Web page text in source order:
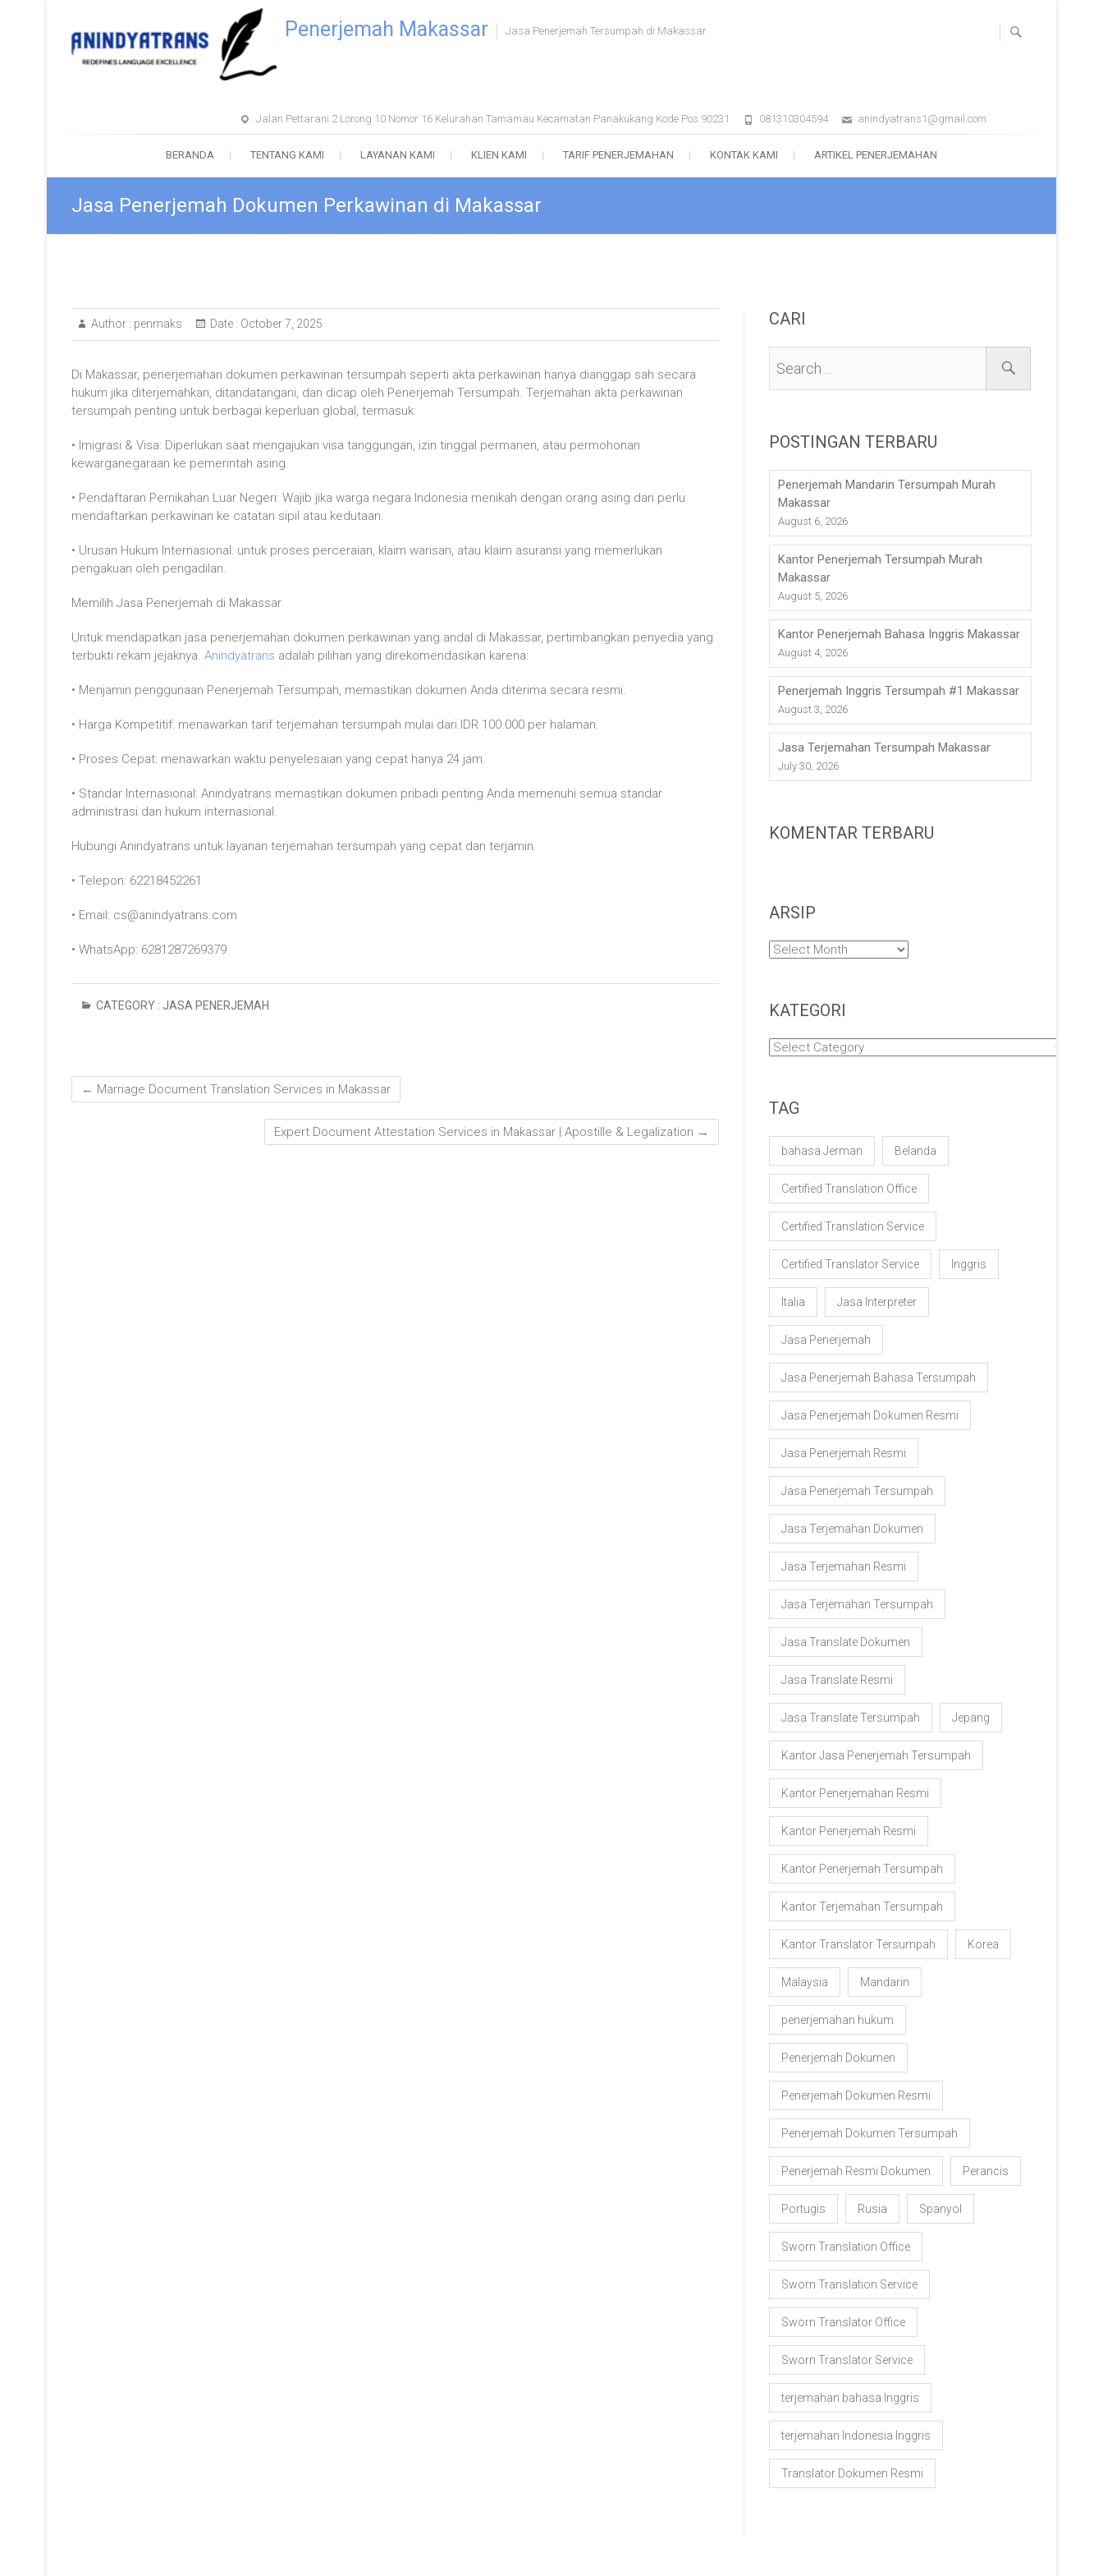
Penerjemah Makassar Jasa Penerjemah Tersumpah di Makassar
Jalan Pettarani 2 Lorong 10 Nomor 16 Kelurahan Tamamau Kecamatan Panakukang Kode Pos 90231 081310304594 anindyatrans1@gmail.com
BERANDA TENTANG KAMI LAYANAN KAMI KLIEN KAMI TARIF PENERJEMAHAN KONTAK KAMI ARTIKEL PENERJEMAHAN
Jasa Penerjemah Dokumen Perkawinan di Makassar
Author : penmaks Date : October 7, 2025
Di Makassar, penerjemahan dokumen perkawinan tersumpah seperti akta perkawinan hanya dianggap sah secara
hukum jika diterjemahkan, ditandatangani, dan dicap oleh Penerjemah Tersumpah. Terjemahan akta perkawinan
tersumpah penting untuk berbagai keperluan global, termasuk:
• Imigrasi & Visa: Diperlukan saat mengajukan visa tanggungan, izin tinggal permanen, atau permohonan
kewarganegaraan ke pemerintah asing.
• Pendaftaran Pernikahan Luar Negeri: Wajib jika warga negara Indonesia menikah dengan orang asing dan perlu
mendaftarkan perkawinan ke catatan sipil atau kedutaan.
• Urusan Hukum Internasional: untuk proses perceraian, klaim warisan, atau klaim asuransi yang memerlukan
pengakuan oleh pengadilan.
Memilih Jasa Penerjemah di Makassar
Untuk mendapatkan jasa penerjemahan dokumen perkawinan yang andal di Makassar, pertimbangkan penyedia yang
terbukti rekam jejaknya. Anindyatrans adalah pilihan yang direkomendasikan karena:
• Menjamin penggunaan Penerjemah Tersumpah, memastikan dokumen Anda diterima secara resmi.
• Harga Kompetitif: menawarkan tarif terjemahan tersumpah mulai dari IDR 100.000 per halaman.
• Proses Cepat: menawarkan waktu penyelesaian yang cepat hanya 24 jam.
• Standar Internasional: Anindyatrans memastikan dokumen pribadi penting Anda memenuhi semua standar
administrasi dan hukum internasional.
Hubungi Anindyatrans untuk layanan terjemahan tersumpah yang cepat dan terjamin.
• Telepon: 62218452261
• Email: cs@anindyatrans.com
• WhatsApp: 6281287269379
CATEGORY : JASA PENERJEMAH
← Marriage Document Translation Services in Makassar
Expert Document Attestation Services in Makassar | Apostille & Legalization →
CARI
POSTINGAN TERBARU
Penerjemah Mandarin Tersumpah Murah
Makassar
August 6, 2026
Kantor Penerjemah Tersumpah Murah
Makassar
August 5, 2026
Kantor Penerjemah Bahasa Inggris Makassar
August 4, 2026
Penerjemah Inggris Tersumpah #1 Makassar
August 3, 2026
Jasa Terjemahan Tersumpah Makassar
July 30, 2026
KOMENTAR TERBARU
ARSIP
Arsip
KATEGORI
Kategori
TAG
bahasa Jerman Belanda
Certified Translation Office
Certified Translation Service
Certified Translator Service Inggris
Italia Jasa Interpreter
Jasa Penerjemah
Jasa Penerjemah Bahasa Tersumpah
Jasa Penerjemah Dokumen Resmi
Jasa Penerjemah Resmi
Jasa Penerjemah Tersumpah
Jasa Terjemahan Dokumen
Jasa Terjemahan Resmi
Jasa Terjemahan Tersumpah
Jasa Translate Dokumen
Jasa Translate Resmi
Jasa Translate Tersumpah Jepang
Kantor Jasa Penerjemah Tersumpah
Kantor Penerjemahan Resmi
Kantor Penerjemah Resmi
Kantor Penerjemah Tersumpah
Kantor Terjemahan Tersumpah
Kantor Translator Tersumpah Korea
Malaysia Mandarin
penerjemahan hukum
Penerjemah Dokumen
Penerjemah Dokumen Resmi
Penerjemah Dokumen Tersumpah
Penerjemah Resmi Dokumen Perancis
Portugis Rusia Spanyol
Sworn Translation Office
Sworn Translation Service
Sworn Translator Office
Sworn Translator Service
terjemahan bahasa Inggris
terjemahan Indonesia Inggris
Translator Dokumen Resmi